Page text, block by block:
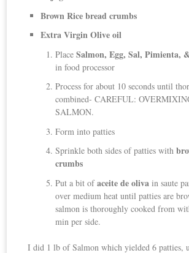
Brown Rice bread crumbs
Extra Virgin Olive oil
PlaceSalmon, Egg, Sal, Pimienta,
in food processor
Process for about 10 seconds until
combined- CAREFUL:
SALMON.
Form into patties
Sprinkle both sides of patties with
crumbs
Put a bit ofaceite de oliva in saute
over medium heat until patties are
salmon is thoroughly cooked from
min per side.
I did 1 lb of Salmon which yielded 6 patties,